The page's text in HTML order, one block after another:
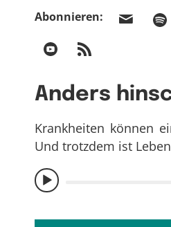
Abonnieren:
Anders
Krankheiten können
Und trotzdem ist